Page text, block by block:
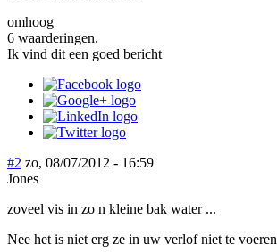
omhoog
6 waarderingen.
Ik vind dit een goed bericht
#2 zo, 08/07/2012 - 16:59
Jones
zoveel vis in zo n kleine bak water ...
Nee het is niet erg ze in uw verlof niet te voeren